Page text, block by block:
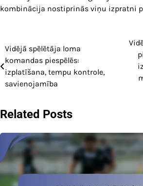
kombinācija nostiprinās viņu izpratni
Post
navigation
Vidējā spēlētāja loma
komandas piespēlēs:
izplatīšana, tempu kontrole,
savienojamība
Related Posts